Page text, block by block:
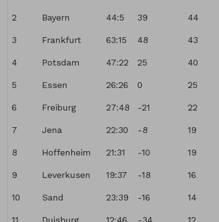
2 Bayern 44:5 39 44
3 Frankfurt 63:15 48 43
4 Potsdam 47:22 25 40
5 Essen 26:26 0 25
6 Freiburg 27:48 -21 22
7 Jena 22:30 -8 19
8 Hoffenheim 21:31 -10 19
9 Leverkusen 19:37 -18 16
10 Sand 23:39 -16 14
11 Duisburg 12:46 -34 12